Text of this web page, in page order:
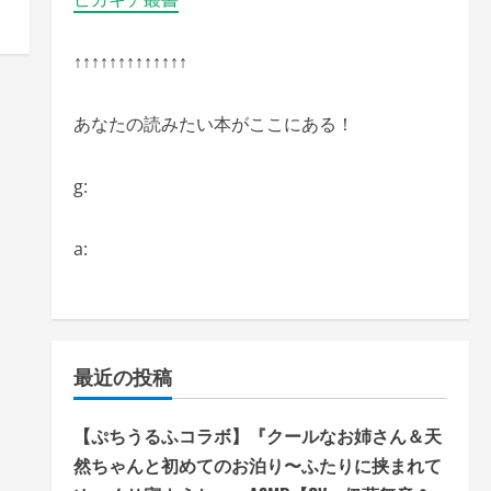
↑↑↑↑↑↑↑↑↑↑↑↑↑
あなたの読みたい本がここにある！
g:
a:
最近の投稿
【ぷちうるふコラボ】『クールなお姉さん＆天
然ちゃんと初めてのお泊り〜ふたりに挟まれて